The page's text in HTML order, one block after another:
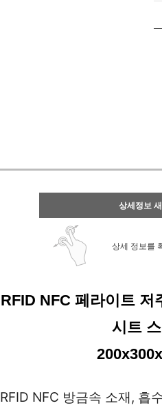
상세정보
상세 정보를
RFID NFC 페라이트 저
시트
RFID NFC 방금속 소재, 흡